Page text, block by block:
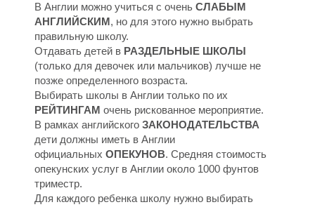
У
В Англии можно учиться с очень СЛАБЫМ
АНГЛИЙСКИМ, но для этого нужно выбрать
правильную школу.
Отдавать детей в РАЗДЕЛЬНЫЕ ШКОЛЫ
(только для девочек или мальчиков) лучше не
позже определенного возраста.
Выбирать школы в Англии только по их
РЕЙТИНГАМ очень рискованное мероприятие.
В рамках английского ЗАКОНОДАТЕЛЬСТВА
дети должны иметь в Англии
официальных ОПЕКУНОВ. Средняя стоимость
опекунских услуг в Англии около 1000 фунтов
триместр.
Для каждого ребенка школу нужно выбирать
У